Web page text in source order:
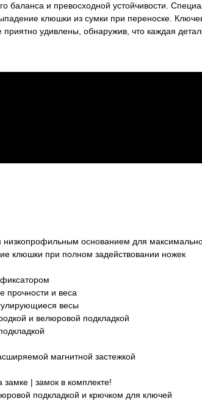
и превосходной устойчивости.
клюшки из сумки при переноске.
удивлены, обнаружив, что каждая
основанием для
клюшки при полном задействовании ножек
прочности и веса
весы
и велюровой подкладкой
магнитной застежкой
| замок в комплекте!
подкладкой и крючком для ключей